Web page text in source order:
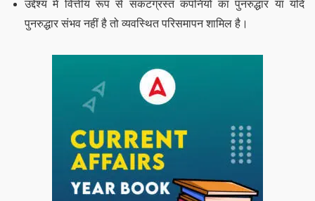
उद्देश्य में वित्तीय रूप से संकटग्रस्त कंपनियों का पुनरुद्धार या यदि
पुनरुद्धार संभव नहीं है तो व्यवस्थित परिसमापन शामिल है।